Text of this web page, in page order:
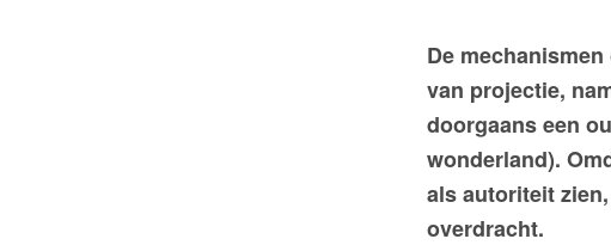
De
van projectie,
doorgaans een
wonderland).
als autoriteit
overdracht.